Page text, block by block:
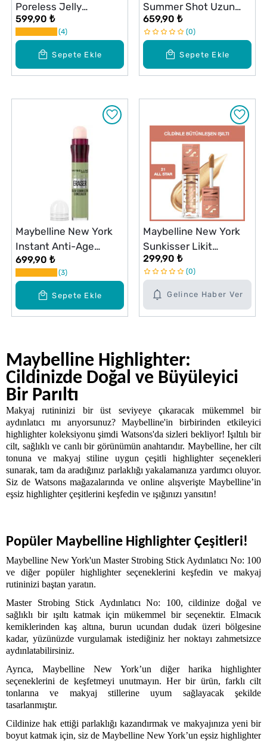
Sepete Ekle
Poreless Jelly
Gözenek Gizleyici
Makyaj Bazı
599,90 ₺
4
Sepete Ekle
Summer Shot Uzun
Süre Kalıcı
Bronzlaştırıcı Etkili
Damla
659,90 ₺
0
Sepete Ekle
Maybelline New York
Instant Anti-Age
Colour Correct Green
699,90 ₺
3
Gelince Haber Ver
Maybelline New York
Sunkisser Likit
Aydınlatıcı Highlighter
21 All Star
299,90 ₺
0
Maybelline Highlighter:
Cildinizde Doğal ve Büyüleyici
Bir Parıltı
Makyaj rutininizi bir üst seviyeye çıkaracak mükemmel bir
aydınlatıcı mı arıyorsunuz? Maybelline'in birbirinden etkileyici
highlighter koleksiyonu şimdi Watsons'da sizleri bekliyor! Işıltılı bir
cilt, sağlıklı ve canlı bir görünümün anahtarıdır. Maybelline, her cilt
tonuna ve makyaj stiline uygun çeşitli highlighter seçenekleri
sunarak, tam da aradığınız parlaklığı yakalamanıza yardımcı oluyor.
Siz de Watsons mağazalarında ve online alışverişte Maybelline’in
eşsiz highlighter çeşitlerini keşfedin ve ışığınızı yansıtın!
Popüler Maybelline Highlighter Çeşitleri!
Maybelline New York'un Master Strobing Stick Aydınlatıcı No: 100
ve diğer popüler highlighter seçeneklerini keşfedin ve makyaj
rutininizi baştan yaratın.
Master Strobing Stick Aydınlatıcı No: 100, cildinize doğal ve
sağlıklı bir ışıltı katmak için mükemmel bir seçenektir. Elmacık
kemiklerinden kaş altına, burun ucundan dudak üzeri bölgesine
kadar, yüzünüzde vurgulamak istediğiniz her noktayı zahmetsizce
aydınlatabilirsiniz.
Ayrıca, Maybelline New York’un diğer harika highlighter
seçeneklerini de keşfetmeyi unutmayın. Her bir ürün, farklı cilt
tonlarına ve makyaj stillerine uyum sağlayacak şekilde
tasarlanmıştır.
Cildinize hak ettiği parlaklığı kazandırmak ve makyajınıza yeni bir
boyut katmak için, siz de Maybelline New York’un eşsiz highlighter